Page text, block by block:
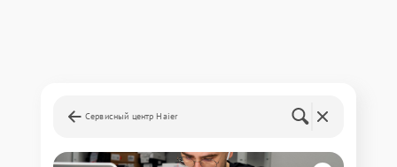
Сервисный центр Haier